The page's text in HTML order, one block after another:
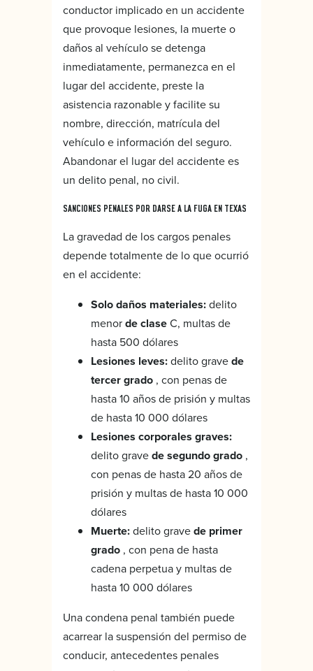
conductor implicado en un accidente
que provoque lesiones, la muerte o
daños al vehículo se detenga
inmediatamente, permanezca en el
lugar del accidente, preste la
asistencia razonable y facilite su
nombre, dirección, matrícula del
vehículo e información del seguro.
Abandonar el lugar del accidente es
un delito penal, no civil.
SANCIONES PENALES POR DARSE A LA FUGA EN TEXAS
La gravedad de los cargos penales
depende totalmente de lo que ocurrió
en el accidente:
Solo daños materiales:delito
menorde claseC, multas de
hasta 500 dólares
Lesiones leves:delito gravede
tercer grado , con penas de
hasta 10 años de prisión y multas
de hasta 10 000 dólares
Lesiones corporales graves:
delito gravede segundo grado ,
con penas de hasta 20 años de
prisión y multas de hasta 10 000
dólares
Muerte:delito gravede primer
grado , con pena de hasta
cadena perpetua y multas de
hasta 10 000 dólares
Una condena penal también puede
acarrear la suspensión del permiso de
conducir, antecedentes penales